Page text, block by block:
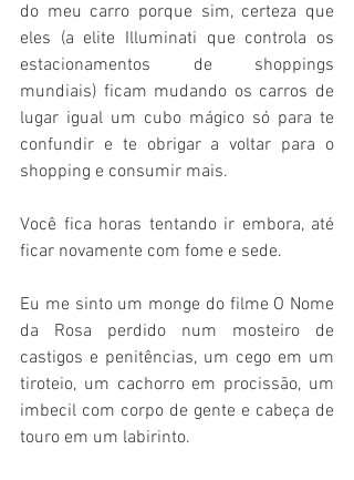
do meu carro porque sim, certeza que
eles (a elite Illuminati que controla os
estacionamentos de shoppings
mundiais) ficam mudando os carros de
lugar igual um cubo mágico só para te
confundir e te obrigar a voltar para o
shopping e consumir mais.
Você fica horas tentando ir embora, até
ficar novamente com fome e sede.
Eu me sinto um monge do filme O Nome
da Rosa perdido num mosteiro de
castigos e penitências, um cego em um
tiroteio, um cachorro em procissão, um
imbecil com corpo de gente e cabeça de
touro em um labirinto.